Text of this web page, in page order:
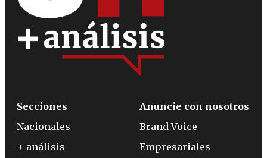
Secciones
Nacionales
+ análisis
Anuncie con nosotros
Brand Voice
Empresariales